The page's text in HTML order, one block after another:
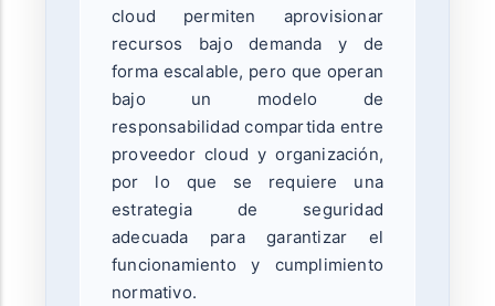
cloud permiten aprovisionar
recursos bajo demanda y de
forma escalable, pero que operan
bajo un modelo de
responsabilidad compartida entre
proveedor cloud y organización,
por lo que se requiere una
estrategia de seguridad
adecuada para garantizar el
funcionamiento y cumplimiento
normativo.